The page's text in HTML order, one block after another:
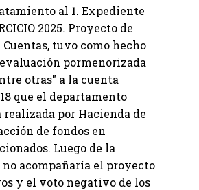
al 1. Expediente
2025. Proyecto de
tuvo como hecho
pormenorizada
otras" a la cuenta
que el departamento
por Hacienda de
de fondos en
Luego de la
acompañaría el proyecto
y el voto negativo de los